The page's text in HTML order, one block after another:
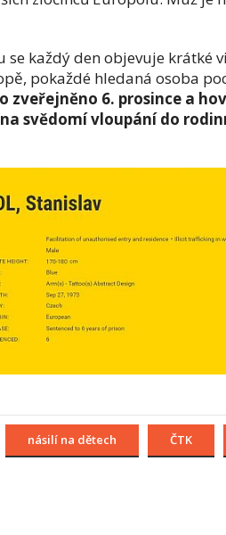
každý den objevuje krátké
pokaždé hledaná osoba
zveřejněno 6. prosince a
svědomí vloupání do
násilí na dětech ČTK